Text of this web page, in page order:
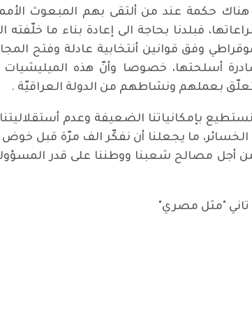
حكمة عند من ألتقى بهم المبعوث
فبلدنا بحاجة الى إعادة بناء ما
وفق قوانين أنتخابية عادلة وفتح
أسلحتها، خصوصا وأنّ هذه الميليشيات
بعملهم ونشاطهم من الدولة العراقيّة .
نستطيع بإمكانياتنا الضعيفة وعدم
ما يجعلنا أن نفكّر الف مرّة قبل خوض
أجل مصالح شعبنا ووطننا على قدر
تاني "مثل مصري"
لسوريا؟